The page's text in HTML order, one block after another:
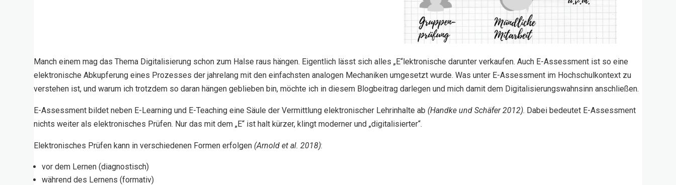
Manch einem mag das Thema Digitalisierung schon zum Halse raus hängen. Eigentlich lässt sich alles „E“lektronische darunter verkaufen. Auch E-Assessment ist so eine
elektronische Abkupferung eines Prozesses der jahrelang mit den einfachsten analogen Mechaniken umgesetzt wurde. Was unter E-Assessment im Hochschulkontext zu
verstehen ist, und warum ich trotzdem so daran hängen geblieben bin, möchte ich in diesem Blogbeitrag darlegen und mich damit dem Digitalisierungswahnsinn anschließen.
E-Assessment bildet neben E-Learning und E-Teaching eine Säule der Vermittlung elektronischer Lehrinhalte ab (Handke und Schäfer 2012). Dabei bedeutet E-Assessment
nichts weiter als elektronisches Prüfen. Nur das mit dem „E“ ist halt kürzer, klingt moderner und „digitalisierter“.
Elektronisches Prüfen kann in verschiedenen Formen erfolgen (Arnold et al. 2018):
vor dem Lernen (diagnostisch)
während des Lernens (formativ)